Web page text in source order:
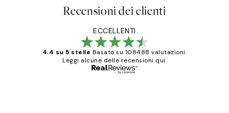
Recensioni dei clienti
ECCELLENTI
4.4 su 5 stelle Basato su 108488 valutazioni.
Leggi alcune delle recensioni qui.